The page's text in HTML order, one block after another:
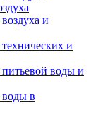
и
и
питьевой воды и
воды в